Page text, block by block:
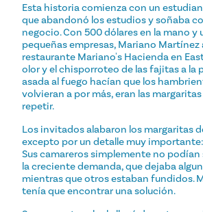
Esta historia comienza con un
que abandonó los estudios y soñaba
negocio. Con 500 dólares en la mano y
pequeñas empresas, Mariano Martínez
restaurante Mariano's Hacienda en
olor y el chisporroteo de las fajitas a la
asada al fuego hacían que los
volvieran a por más, eran las
repetir.
Los invitados alabaron los margaritas
excepto por un detalle muy
Sus camareros simplemente no
la creciente demanda, que dejaba
mientras que otros estaban fundidos.
tenía que encontrar una solución.